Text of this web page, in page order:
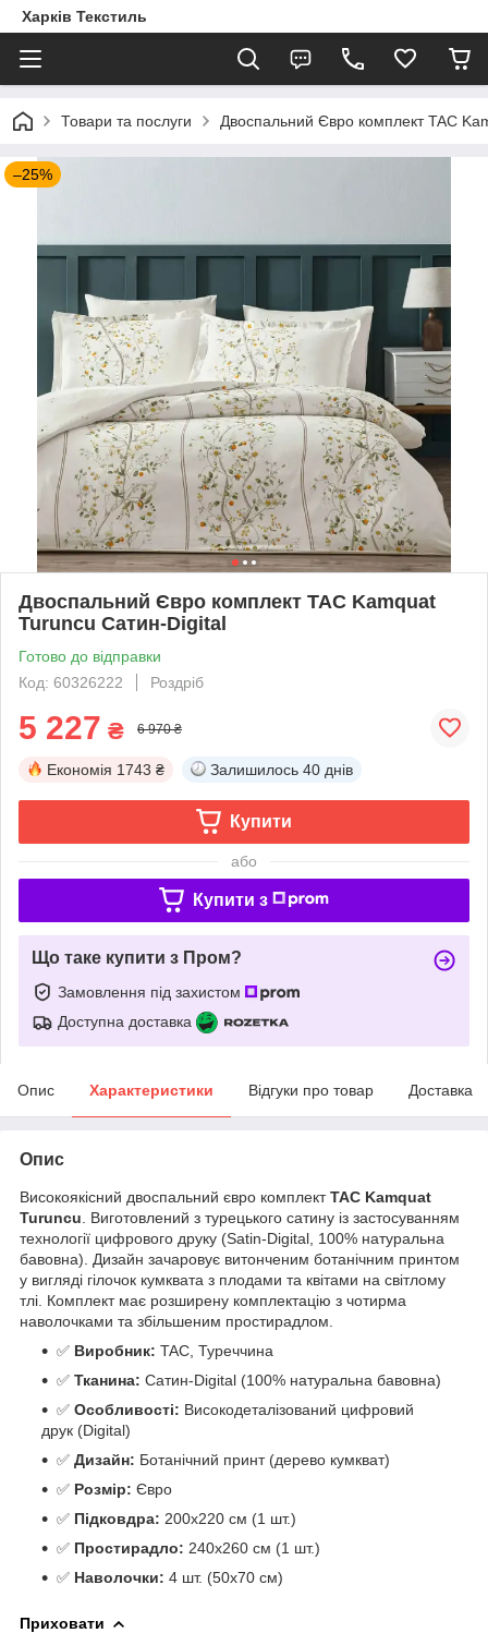
Харків Текстиль
Товари та послуги Двоспальний Євро комплект TAC
–25%
Двоспальний Євро комплект TAC Kamquat
Turuncu Сатин-Digital
Готово до відправки
Код: 60326222
Роздріб
5 227 ₴ 6 970 ₴
Економія 1743 ₴ Залишилось 40 днів
Купити
або
Купити з
Що таке купити з Пром?
Замовлення під захистом
Доступна доставка
Опис Характеристики Відгуки про товар Доставка
Опис
Високоякісний двоспальний євро комплектTAC Kamquat
Turuncu . Виготовлений з турецького сатину із застосуванням
технології цифрового друку (Satin-Digital, 100% натуральна
бавовна). Дизайн зачаровує витонченим ботанічним принтом
у вигляді гілочок кумквата з плодами та квітами на світлому
тлі. Комплект має розширену комплектацію з чотирма
наволочками та збільшеним простирадлом.
✅ Виробник: TAC, Туреччина
✅ Тканина: Сатин-Digital (100% натуральна бавовна)
✅ Особливості: Високодеталізований цифровий
друк (Digital)
✅ Дизайн: Ботанічний принт (дерево кумкват)
✅ Розмір: Євро
✅ Підковдра: 200х220 см (1 шт.)
✅ Простирадло: 240х260 см (1 шт.)
✅ Наволочки: 4 шт. (50х70 см)
Приховати